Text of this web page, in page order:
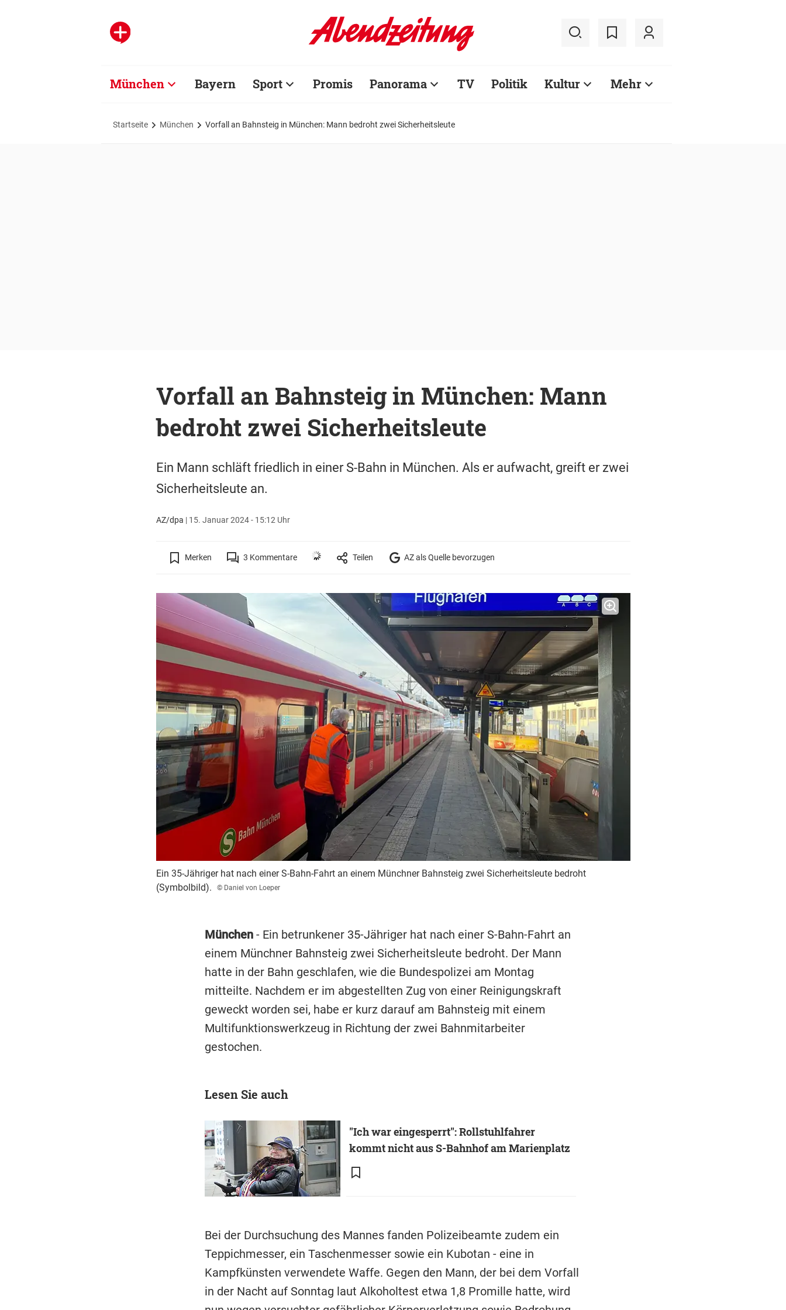
München Bayern Sport Promis Panorama TV Politik Kultur Mehr
Startseite München Vorfall an Bahnsteig in München: Mann bedroht zwei Sicherheitsleute
Vorfall an Bahnsteig in München: Mann
bedroht zwei Sicherheitsleute
Ein Mann schläft friedlich in einer S-Bahn in München. Als er aufwacht, greift er zwei
Sicherheitsleute an.
AZ/dpa | 15. Januar 2024 - 15:12 Uhr
Merken 3 Kommentare Teilen AZ als Quelle bevorzugen
Ein 35-Jähriger hat nach einer S-Bahn-Fahrt an einem Münchner Bahnsteig zwei Sicherheitsleute bedroht
(Symbolbild).
© Daniel von Loeper
München- Ein betrunkener 35-Jähriger hat nach einer S-Bahn-Fahrt an
einem Münchner Bahnsteig zwei Sicherheitsleute bedroht. Der Mann
hatte in der Bahn geschlafen, wie die Bundespolizei am Montag
mitteilte. Nachdem er im abgestellten Zug von einer Reinigungskraft
geweckt worden sei, habe er kurz darauf am Bahnsteig mit einem
Multifunktionswerkzeug in Richtung der zwei Bahnmitarbeiter
gestochen.
Lesen Sie auch
"Ich war eingesperrt": Rollstuhlfahrer
kommt nicht aus S-Bahnhof am Marienplatz
Bei der Durchsuchung des Mannes fanden Polizeibeamte zudem ein
Teppichmesser, ein Taschenmesser sowie ein Kubotan - eine in
Kampfkünsten verwendete Waffe. Gegen den Mann, der bei dem Vorfall
in der Nacht auf Sonntag laut Alkoholtest etwa 1,8 Promille hatte, wird